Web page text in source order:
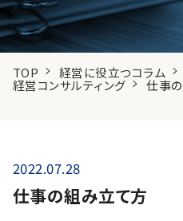
TOP 経営に役立つコラム
経営コンサルティング 仕事
2022.07.28
仕事の組み立て方